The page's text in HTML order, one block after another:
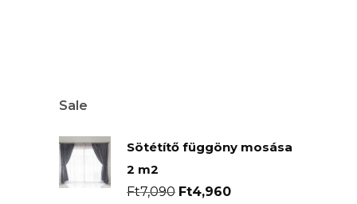
Sale
Sötétítő függöny mosása
2 m2
Ft7,090 Original
Ft4,960Current